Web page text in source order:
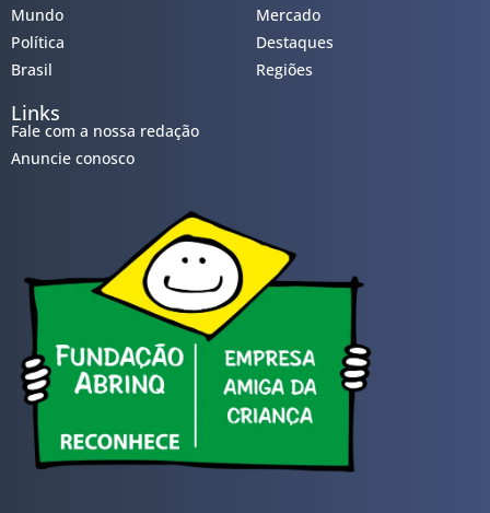
Mundo
Política
Brasil
Mercado
Destaques
Regiões
Links
Fale com a nossa redação
Anuncie conosco